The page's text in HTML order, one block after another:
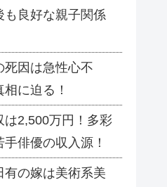
良好な親子関係
死因は急性心不
に迫る！
2,500万円！多彩
俳優の収入源！
有の嫁は美術系美